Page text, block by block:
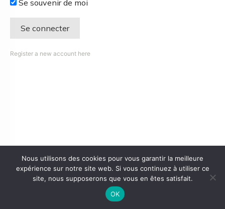
Se souvenir de moi
Register a new account here
Nous utilisons des cookies pour vous garantir la meilleure
expérience sur notre site web. Si vous continuez à utiliser ce
site, nous supposerons que vous en êtes satisfait.
OK